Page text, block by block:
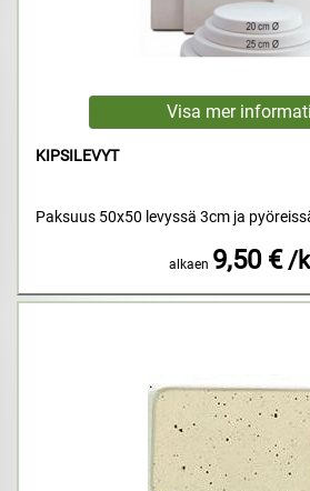
KIPSILEVYT
Paksuus 50x50 levyssä 3cm ja
alkaen 9,50 € /